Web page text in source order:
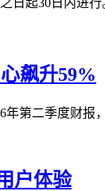
飙升59%
第二季度财报
户体验